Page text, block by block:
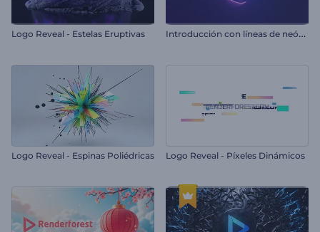
Logo Reveal - Estelas Eruptivas I
ntroducción con líneas de neón giratorias
Logo Reveal - Espinas Poliédricas Logo Reveal - Píxeles Dinámicos